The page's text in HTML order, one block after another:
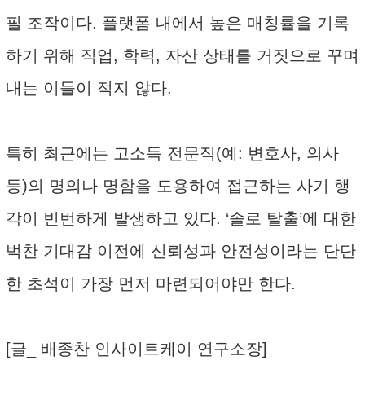
필 조작이다. 플랫폼 내에서 높은 매칭률을 기록
하기 위해 직업, 학력, 자산 상태를 거짓으로 꾸며
내는 이들이 적지 않다.
특히 최근에는 고소득 전문직(예: 변호사, 의사
등)의 명의나 명함을 도용하여 접근하는 사기 행
각이 빈번하게 발생하고 있다. ‘솔로 탈출’에 대한
벅찬 기대감 이전에 신뢰성과 안전성이라는 단단
한 초석이 가장 먼저 마련되어야만 한다.
[글_ 배종찬 인사이트케이 연구소장]